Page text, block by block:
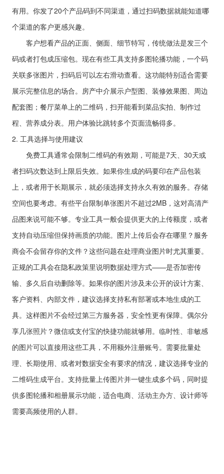
有用。你发了20个产品码到不同渠道，通过扫码数据就能知道哪
个渠道的客户更感兴趣。
客户想看产品的正面、侧面、细节特写，传统做法是发三个
码或者打包成压缩包。现在有些工具支持多图轮播功能，一个码
关联多张图片，扫码后可以左右滑动查看。这功能特别适合需要
展示完整信息的场合。房产中介展示户型图、装修效果图、周边
配套图；餐厅菜单上的二维码，扫开能看到菜品实拍、制作过
程、营养成分表。用户体验比跳转多个页面流畅得多。
2. 工具选择与使用建议
免费工具通常会限制二维码的有效期，可能是7天、30天或
者扫码次数达到上限后失效。如果你生成的码要印在产品包装
上，或者用于长期展示，就必须选择支持永久有效的服务。存储
空间也要考虑。有些平台限制单张图片不超过2MB，这对高清产
品图来说可能不够。专业工具一般会提供更大的上传额度，或者
支持自动压缩但保持画质的功能。图片上传后会存在哪里？服务
商会不会留存你的文件？这些问题在处理商业图片时尤其重要。
正规的工具会在隐私政策里说明数据处理方式——是否加密传
输、多久后自动删除等。如果你的图片涉及未公开的设计方案、
客户资料、内部文件，建议选择支持私有部署或本地生成的工
具。这样图片不会经过第三方服务器，安全性更有保障。偶尔分
享几张照片？微信或支付宝的快捷功能就够用。临时性、非敏感
的图片可以直接用这些工具，不用额外注册账号。需要批量处
理、长期使用、或者对数据安全有要求的情况，建议选择专业的
二维码生成平台。支持批量上传图片并一键生成多个码，同时提
供多图轮播和相册展示功能，适合电商、活动主办方、设计师等
需要高频使用的人群。